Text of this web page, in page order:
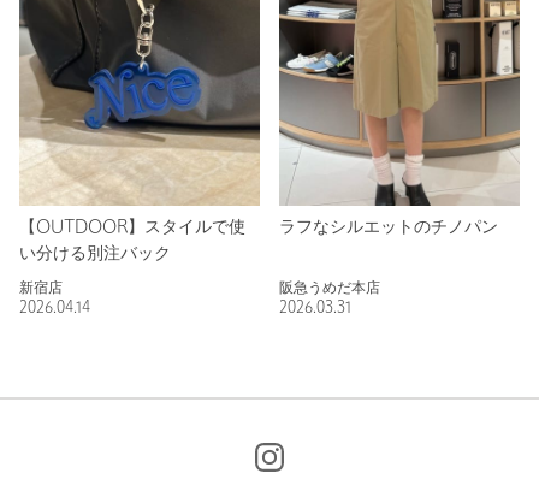
【OUTDOOR】スタイルで使
い分ける別注バック
新宿店
2026.04.14
ラフなシルエットのチノパン
阪急うめだ本店
2026.03.31